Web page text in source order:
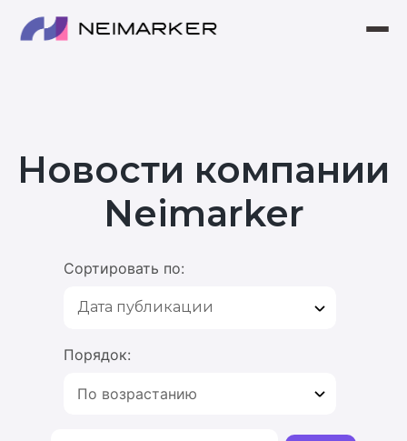
НОВОСТИ
ПАРТНЕРСКАЯ ПРОГРАММА
МАГАЗИН
КОРЗИНА
Новости компании
Neimarker
Сортировать по:
Порядок: